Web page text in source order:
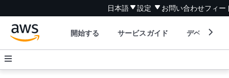
日本語 設定 お問い合わせフィー
開始する サービスガイド デベロッパ